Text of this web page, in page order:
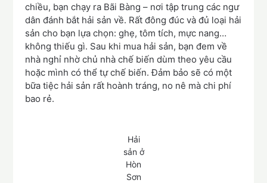
chiều, bạn chạy ra Bãi Bàng – nơi tập trung các ngư
dân đánh bắt hải sản về. Rất đông đúc và đủ loại hải
sản cho bạn lựa chọn: ghẹ, tôm tích, mực nang…
không thiếu gì. Sau khi mua hải sản, bạn đem về
nhà nghỉ nhờ chủ nhà chế biến dùm theo yêu cầu
hoặc mình có thể tự chế biến. Đảm bảo sẽ có một
bữa tiệc hải sản rất hoành tráng, no nê mà chi phí
bao rẻ.
Hải
sản ở
Hòn
Sơn